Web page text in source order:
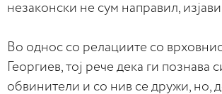
незаконски не сум направил,
Во однос со релациите со
Георгиев, тој рече дека ги познава
обвинители и со нив се дружи, но,